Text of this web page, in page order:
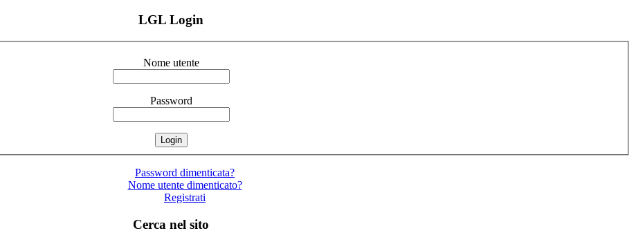
LGL Login
Nome utente
Password
Password dimenticata?
Nome utente dimenticato?
Registrati
Cerca nel sito